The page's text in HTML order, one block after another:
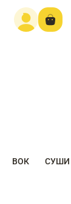
ВОК СУШИ